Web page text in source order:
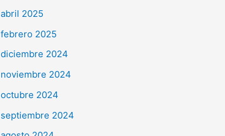
abril 2025
febrero 2025
diciembre 2024
noviembre 2024
octubre 2024
septiembre 2024